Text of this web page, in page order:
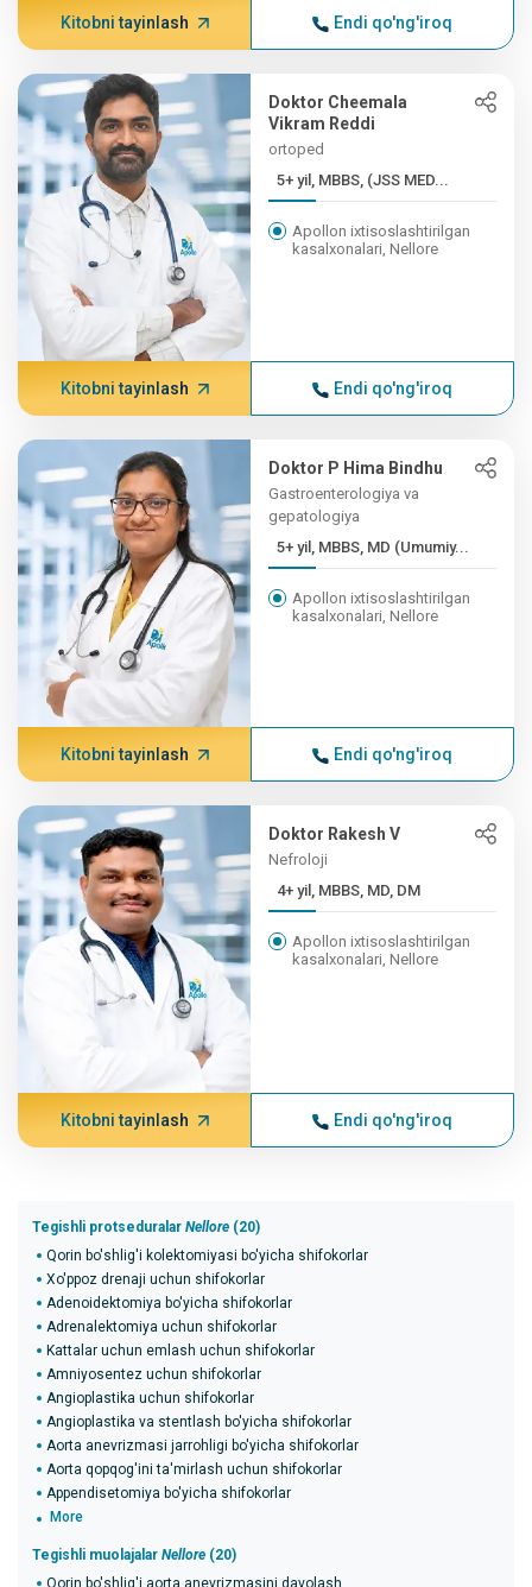
Kitobni tayinlash Endi qo'ng'iroq
Doktor Cheemala
Vikram Reddi
ortoped
5+ yil, MBBS, (JSS MED...
Apollon ixtisoslashtirilgan
kasalxonalari, Nellore
Kitobni tayinlash Endi qo'ng'iroq
Doktor P Hima Bindhu
Gastroenterologiya va
gepatologiya
5+ yil, MBBS, MD (Umumiy...
Apollon ixtisoslashtirilgan
kasalxonalari, Nellore
Kitobni tayinlash Endi qo'ng'iroq
Doktor Rakesh V
Nefroloji
4+ yil, MBBS, MD, DM
Apollon ixtisoslashtirilgan
kasalxonalari, Nellore
Kitobni tayinlash Endi qo'ng'iroq
Tegishli protseduralar Nellore (20)
Qorin bo'shlig'i kolektomiyasi bo'yicha shifokorlar
Xo'ppoz drenaji uchun shifokorlar
Adenoidektomiya bo'yicha shifokorlar
Adrenalektomiya uchun shifokorlar
Kattalar uchun emlash uchun shifokorlar
Amniyosentez uchun shifokorlar
Angioplastika uchun shifokorlar
Angioplastika va stentlash bo'yicha shifokorlar
Aorta anevrizmasi jarrohligi bo'yicha shifokorlar
Aorta qopqog'ini ta'mirlash uchun shifokorlar
Appendisetomiya bo'yicha shifokorlar
More
Tegishli muolajalar Nellore (20)
Qorin bo'shlig'i aorta anevrizmasini davolash